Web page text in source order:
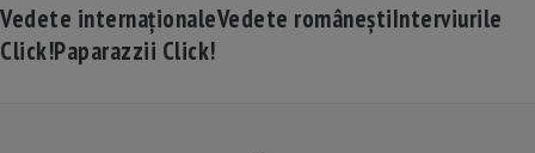
Vedete internaționaleVedete româneștiInterviurile
Click!Paparazzii Click!